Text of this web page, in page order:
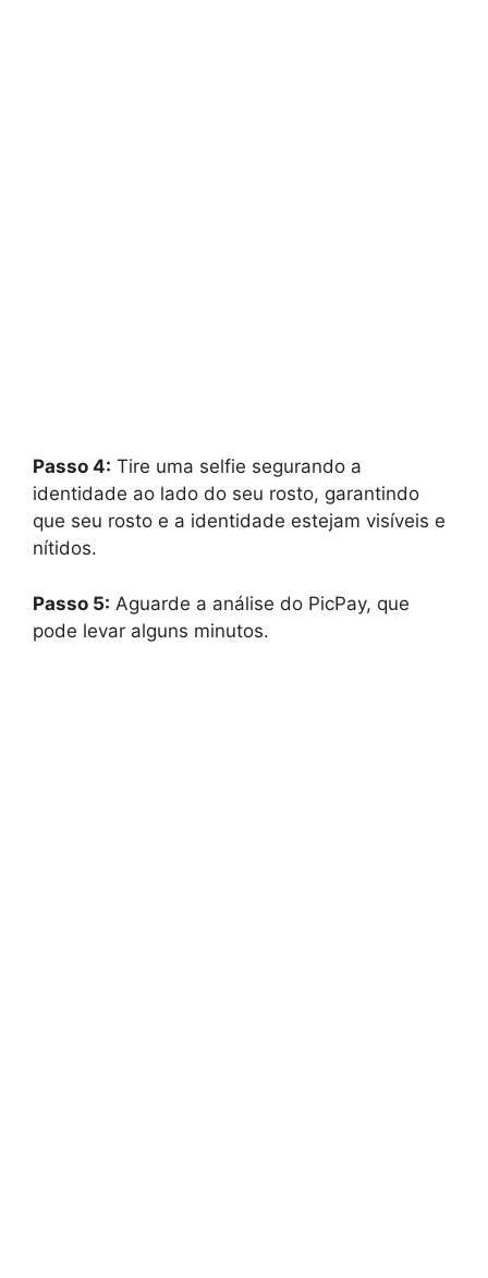
Passo 4: Tire uma selfie segurando a
identidade ao lado do seu rosto, garantindo
que seu rosto e a identidade estejam visíveis e
nítidos.
Passo 5: Aguarde a análise do PicPay, que
pode levar alguns minutos.